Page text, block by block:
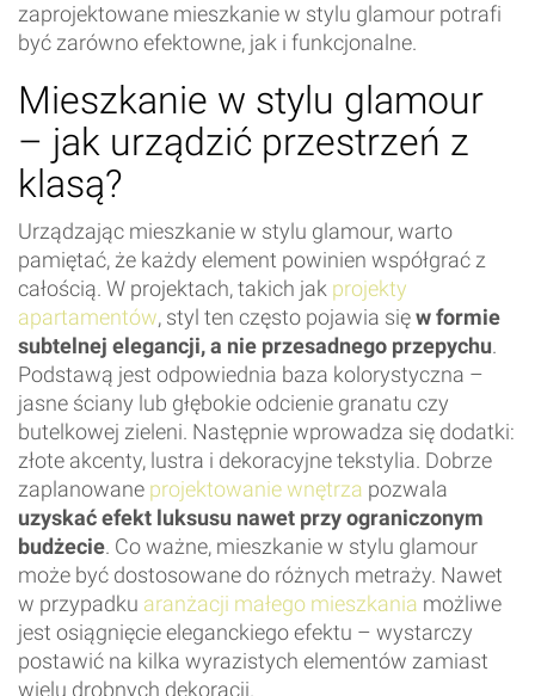
zaprojektowane mieszkanie w stylu glamour potrafi
być zarówno efektowne, jak i funkcjonalne.
Mieszkanie w stylu glamour
– jak urządzić przestrzeń z
klasą?
Urządzając mieszkanie w stylu glamour, warto
pamiętać, że każdy element powinien współgrać z
całością. W projektach, takich jak projekty
apartamentów, styl ten często pojawia sięw formie
subtelnej elegancji, a nie przesadnego przepychu.
Podstawą jest odpowiednia baza kolorystyczna –
jasne ściany lub głębokie odcienie granatu czy
butelkowej zieleni. Następnie wprowadza się dodatki:
złote akcenty, lustra i dekoracyjne tekstylia. Dobrze
zaplanowane projektowanie wnętrza pozwala
uzyskać efekt luksusu nawet przy ograniczonym
budżecie. Co ważne, mieszkanie w stylu glamour
może być dostosowane do różnych metraży. Nawet
w przypadku aranżacji małego mieszkania możliwe
jest osiągnięcie eleganckiego efektu – wystarczy
postawić na kilka wyrazistych elementów zamiast
wielu drobnych dekoracji.